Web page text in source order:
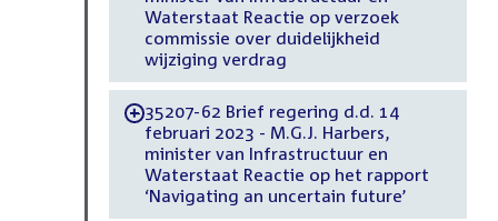
Waterstaat Reactie op verzoek
commissie over duidelijkheid
wijziging verdrag
-35207-62 Brief regering d.d. 14
februari 2023 - M.G.J. Harbers,
minister van Infrastructuur en
Waterstaat Reactie op het rapport
‘Navigating an uncertain future’